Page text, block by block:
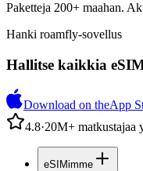
Paketteja 200+ maahan.
Hanki roamfly-sovellus
Hallitse kaikkia
Download on theApp
4.8·20M+ matkustajaa
eSIMimme